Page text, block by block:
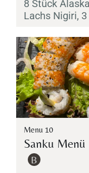
8 Stück
Lachs Nigiri,
Menu 10
Sanku Menü
B